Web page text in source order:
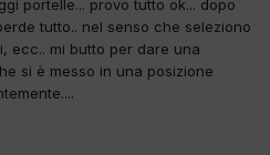
portelle... provo tutto ok... dopo
tutto.. nel senso che seleziono
ecc.. mi butto per dare una
si è messo in una posizione